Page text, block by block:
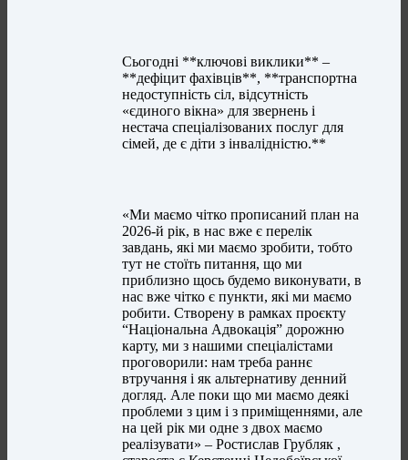
Сьогодні **ключові виклики** –
**дефіцит фахівців**, **транспортна
недоступність сіл, відсутність
«єдиного вікна» для звернень і
нестача спеціалізованих послуг для
сімей, де є діти з інвалідністю.**
«Ми маємо чітко прописаний план на
2026-й рік, в нас вже є перелік
завдань, які ми маємо зробити, тобто
тут не стоїть питання, що ми
приблизно щось будемо виконувати, в
нас вже чітко є пункти, які ми маємо
робити. Створену в рамках проєкту
“Національна Адвокація” дорожню
карту, ми з нашими спеціалістами
проговорили: нам треба раннє
втручання і як альтернативу денний
догляд. Але поки що ми маємо деякі
проблеми з цим і з приміщеннями, але
на цей рік ми одне з двох маємо
реалізувати» – Ростислав Грубляк ,